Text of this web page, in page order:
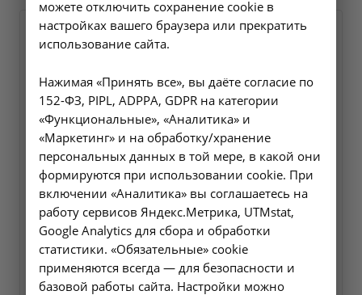
можете отключить сохранение cookie в
настройках вашего браузера или прекратить
использование сайта.
Нажимая «Принять все», вы даёте согласие по
152-ФЗ, PIPL, ADPPA, GDPR на категории
«Функциональные», «Аналитика» и
«Маркетинг» и на обработку/хранение
персональных данных в той мере, в какой они
формируются при использовании cookie. При
включении «Аналитика» вы соглашаетесь на
работу сервисов Яндекс.Метрика, UTMstat,
Google Analytics для сбора и обработки
статистики. «Обязательные» cookie
применяются всегда — для безопасности и
базовой работы сайта. Настройки можно